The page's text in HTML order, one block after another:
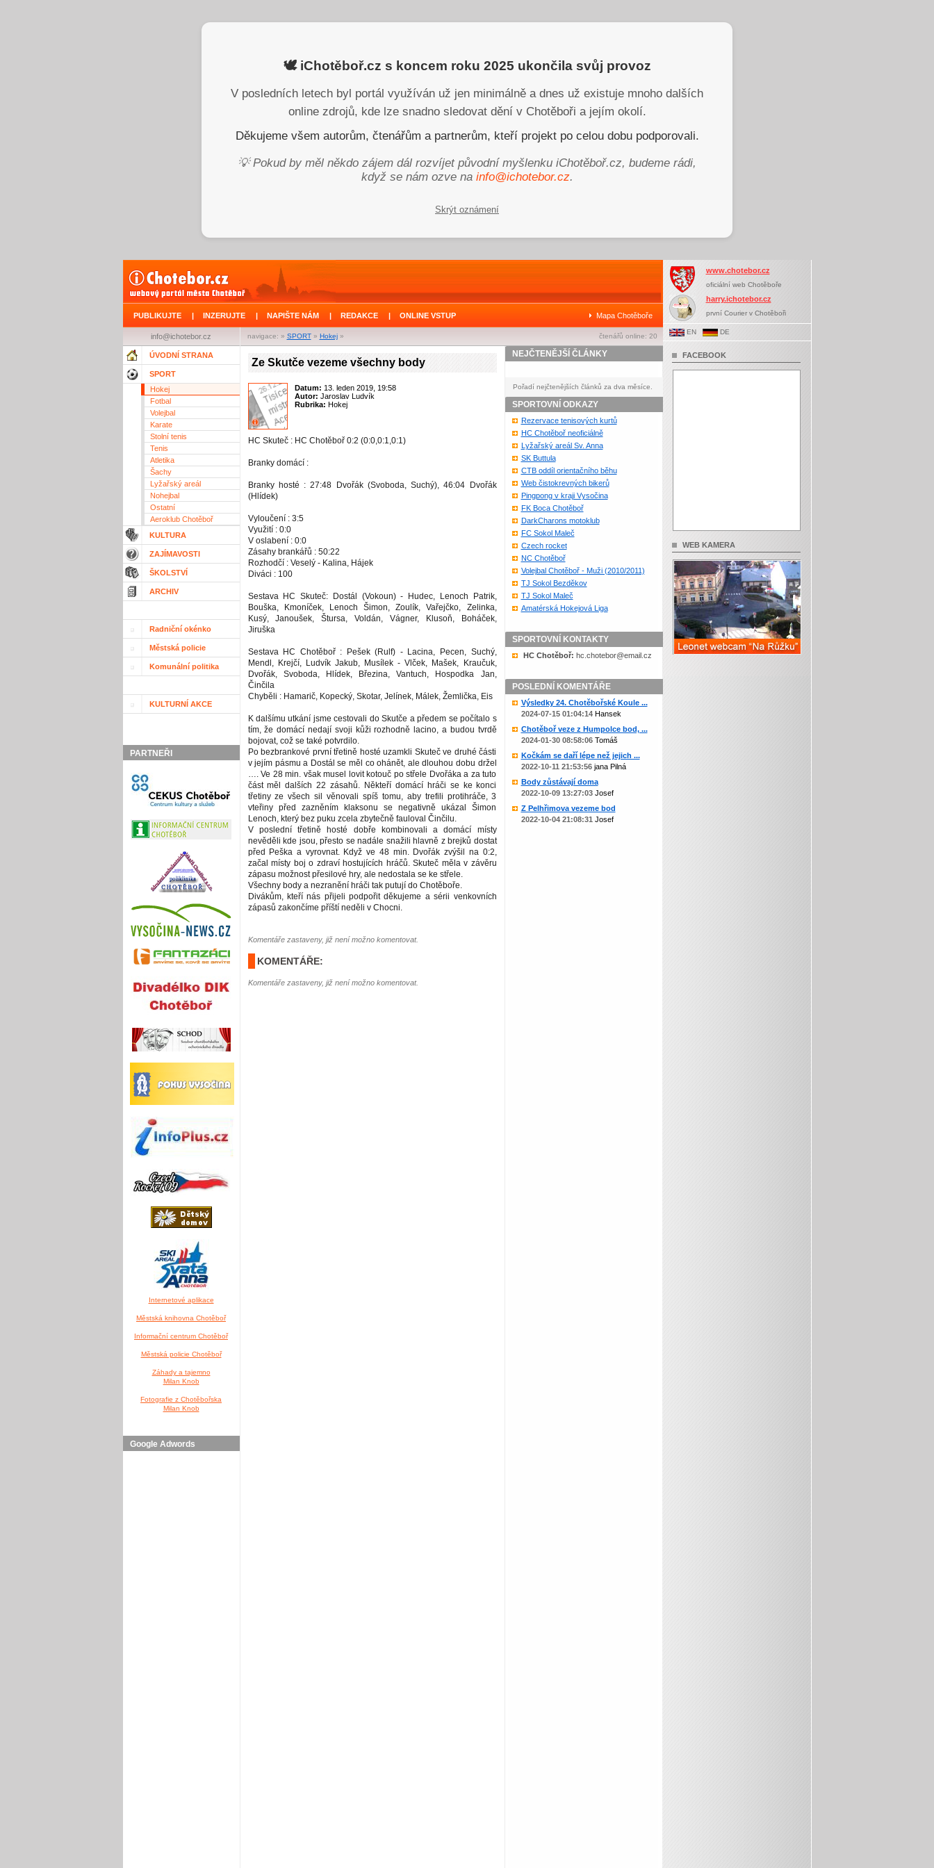
🕊️ iChotěboř.cz s koncem roku 2025 ukončila svůj provoz
V posledních letech byl portál využíván už jen minimálně a dnes už existuje mnoho dalších
online zdrojů, kde lze snadno sledovat dění v Chotěboři a jejím okolí.
Děkujeme všem autorům, čtenářům a partnerům, kteří projekt po celou dobu podporovali.
💡 Pokud by měl někdo zájem dál rozvíjet původní myšlenku iChotěboř.cz, budeme rádi,
když se nám ozve na info@ichotebor.cz.
Skrýt oznámení
PUBLIKUJTE | INZERUJTE | NAPIŠTE NÁM | REDAKCE | ONLINE VSTUP Mapa Chotěboře
navigace: » SPORT» Hokej» čtenářů online: 20
info@ichotebor.cz
ÚVODNÍ STRANA
SPORT
Hokej
Fotbal
Volejbal
Karate
Stolní tenis
Tenis
Atletika
Šachy
Lyžařský areál
Nohejbal
Ostatní
Aeroklub Chotěboř
KULTURA
ZAJÍMAVOSTI
ŠKOLSTVÍ
ARCHIV
Radniční okénko
Městská policie
Komunální politika
KULTURNÍ AKCE
PARTNEŘI
Internetové aplikace
Městská knihovna Chotěboř
Informační centrum Chotěboř
Městská policie Chotěboř
Záhady a tajemno
Milan Knob
Fotografie z Chotěbořska
Milan Knob
Google Adwords
Ze Skutče vezeme všechny body
Datum: 13. leden 2019, 19:58
Autor: Jaroslav Ludvík
Rubrika: Hokej
HC Skuteč : HC Chotěboř 0:2 (0:0,0:1,0:1)
Branky domácí :
Branky hosté : 27:48 Dvořák (Svoboda, Suchý), 46:04 Dvořák
(Hlídek)
Vyloučení : 3:5
Využití : 0:0
V oslabení : 0:0
Zásahy brankářů : 50:22
Rozhodčí : Veselý - Kalina, Hájek
Diváci : 100
Sestava HC Skuteč: Dostál (Vokoun) - Hudec, Lenoch Patrik,
Bouška, Kmoníček, Lenoch Šimon, Zoulík, Vařejčko, Zelinka,
Kusý, Janoušek, Štursa, Voldán, Vágner, Klusoň, Boháček,
Jiruška
Sestava HC Chotěboř : Pešek (Rulf) - Lacina, Pecen, Suchý,
Mendl, Krejčí, Ludvík Jakub, Musílek - Vlček, Mašek, Kraučuk,
Dvořák, Svoboda, Hlídek, Březina, Vantuch, Hospodka Jan,
Činčila
Chyběli : Hamarič, Kopecký, Skotar, Jelínek, Málek, Žemlička, Eis
K dalšímu utkání jsme cestovali do Skutče a předem se počítalo s
tím, že domácí nedají svoji kůži rozhodně lacino, a budou tvrdě
bojovat, což se také potvrdilo.
Po bezbrankové první třetině hosté uzamkli Skuteč ve druhé části
v jejím pásmu a Dostál se měl co ohánět, ale dlouhou dobu držel
…. Ve 28 min. však musel lovit kotouč po střele Dvořáka a za tuto
část měl dalších 22 zásahů. Někteří domácí hráči se ke konci
třetiny ze všech sil věnovali spíš tomu, aby trefili protihráče, 3
vteřiny před zazněním klaksonu se negativně ukázal Šimon
Lenoch, který bez puku zcela zbytečně fauloval Činčilu.
V poslední třetině hosté dobře kombinovali a domácí místy
nevěděli kde jsou, přesto se nadále snažili hlavně z brejků dostat
před Peška a vyrovnat. Když ve 48 min. Dvořák zvýšil na 0:2,
začal místy boj o zdraví hostujících hráčů. Skuteč měla v závěru
zápasu možnost přesilové hry, ale nedostala se ke střele.
Všechny body a nezranění hráči tak putují do Chotěboře.
Divákům, kteří nás přijeli podpořit děkujeme a sérii venkovních
zápasů zakončíme příští neděli v Chocni.
Komentáře zastaveny, již není možno komentovat.
KOMENTÁŘE:
Komentáře zastaveny, již není možno komentovat.
NEJČTENĚJŠÍ ČLÁNKY
Pořadí nejčtenějších článků za dva měsíce.
SPORTOVNÍ ODKAZY
Rezervace tenisových kurtů
HC Chotěboř neoficiálně
Lyžařský areál Sv. Anna
SK Buttula
CTB oddíl orientačního běhu
Web čistokrevných bikerů
Pingpong v kraji Vysočina
FK Boca Chotěboř
DarkCharons motoklub
FC Sokol Maleč
Czech rocket
NC Chotěboř
Volejbal Chotěboř - Muži (2010/2011)
TJ Sokol Bezděkov
TJ Sokol Maleč
Amatérská Hokejová Liga
SPORTOVNÍ KONTAKTY
HC Chotěboř: zc.liame@robetohc.ch
POSLEDNÍ KOMENTÁŘE
Výsledky 24. Chotěbořské Koule ...
2024-07-15 01:04:14Hansek
Chotěboř veze z Humpolce bod, ...
2024-01-30 08:58:06Tomáš
Kočkám se daří lépe než jejich ...
2022-10-11 21:53:56jana Pilná
Body zůstávají doma
2022-10-09 13:27:03Josef
Z Pelhřimova vezeme bod
2022-10-04 21:08:31 Josef
www.chotebor.cz
oficiální web Chotěboře
harry.ichotebor.cz
první Courier v Chotěboři
EN DE
FACEBOOK
WEB KAMERA